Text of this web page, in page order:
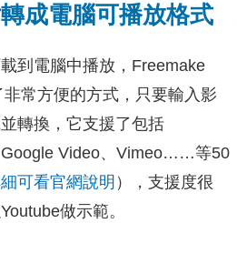
成電腦可播放格式
到電腦中播放，Freemake
常方便的方式，只要輸入影
轉換，它支援了包括
Google Video、Vimeo……等50
可看官網說明 ），支援度很
做示範。